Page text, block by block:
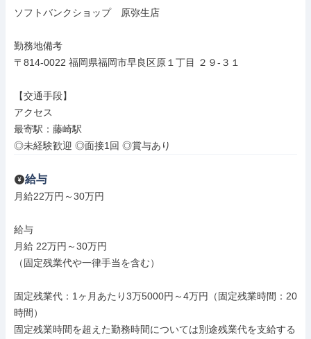
ソフトバンクショップ　原弥生店
勤務地備考
〒814-0022 福岡県福岡市早良区原１丁目 ２９‐３１
【交通手段】
アクセス
最寄駅：藤崎駅
◎未経験歓迎 ◎面接1回 ◎賞与あり
給与
月給22万円～30万円
給与
月給 22万円～30万円
（固定残業代や一律手当を含む）
固定残業代：1ヶ月あたり3万5000円～4万円（固定残業時間：20
時間）
固定残業時間を超えた勤務時間については別途残業代を支給する